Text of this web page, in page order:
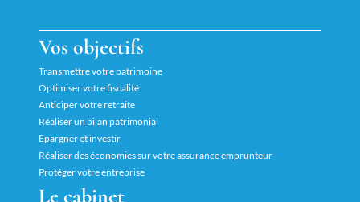
Vos objectifs
Transmettre votre patrimoine
Optimiser votre fiscalité
Anticiper votre retraite
Réaliser un bilan patrimonial
Epargner et investir
Réaliser des économies sur votre assurance emprunteur
Protéger votre entreprise
Le cabinet